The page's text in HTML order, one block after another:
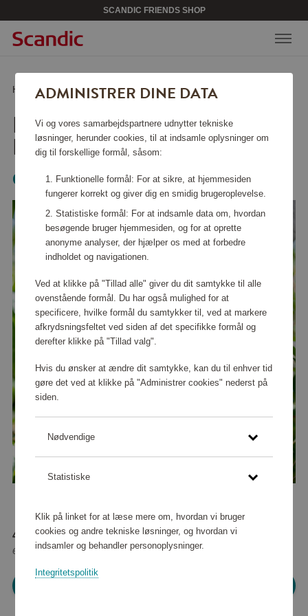
SCANDIC FRIENDS SHOP
Hjem /Værktøj & have/Værktøj/Havesav 300PP Kurvet
HAVESAV 300PP
KURVET
Gardena
46 970 point
eller
427 kr
ADMINISTRER DINE DATA
Vi og vores samarbejdspartnere udnytter tekniske
løsninger, herunder cookies, til at indsamle oplysninger om
dig til forskellige formål, såsom:
Funktionelle formål: For at sikre, at hjemmesiden
fungerer korrekt og giver dig en smidig brugeroplevelse.
Statistiske formål: For at indsamle data om, hvordan
besøgende bruger hjemmesiden, og for at oprette
anonyme analyser, der hjælper os med at forbedre
indholdet og navigationen.
Ved at klikke på "Tillad alle" giver du dit samtykke til alle
ovenstående formål. Du har også mulighed for at
specificere, hvilke formål du samtykker til, ved at markere
afkrydsningsfeltet ved siden af det specifikke formål og
derefter klikke på "Tillad valg".
Hvis du ønsker at ændre dit samtykke, kan du til enhver tid
gøre det ved at klikke på "Administrer cookies" nederst på
siden.
Nødvendige
Statistiske
Klik på linket for at læse mere om, hvordan vi bruger
cookies og andre tekniske løsninger, og hvordan vi
indsamler og behandler personoplysninger.
Integritetspolitik